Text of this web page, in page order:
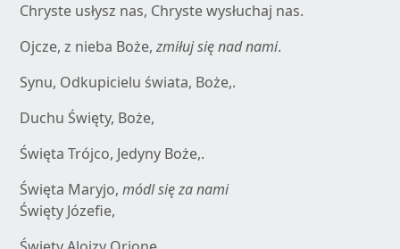
Chryste usłysz nas, Chryste wysłuchaj nas.
Ojcze, z nieba Boże, zmiłuj się nad nami.
Synu, Odkupicielu świata, Boże,.
Duchu Święty, Boże,
Święta Trójco, Jedyny Boże,.
Święta Maryjo, módl się za nami
Święty Józefie,